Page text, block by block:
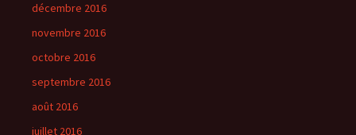
décembre 2016
novembre 2016
octobre 2016
septembre 2016
août 2016
juillet 2016